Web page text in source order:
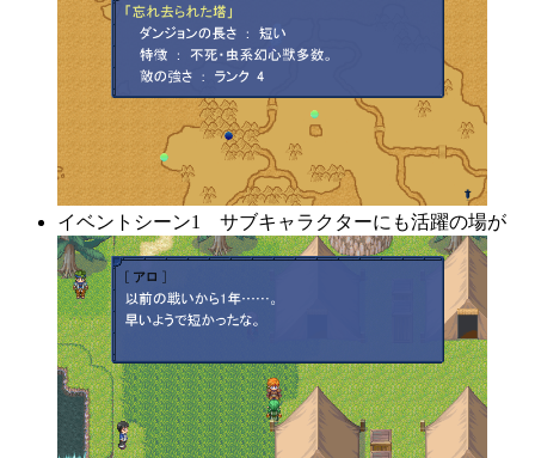
イベントシーン1 サブキャラクターにも活躍の場が